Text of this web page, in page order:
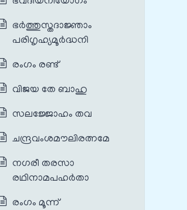
ഭർത്തുസ്തദാജ്ഞാം
പരിഗൃഹ്യമൂർദ്ധനി
രംഗം രണ്ട്
വിജയ തേ ബാഹു
സലജ്ജോഹം തവ
ചന്ദ്രവംശമൗലിരത്നമേ
നഗരീ തരസാ
രഥിനാമപഹര്‍താ
രംഗം മൂന്ന്